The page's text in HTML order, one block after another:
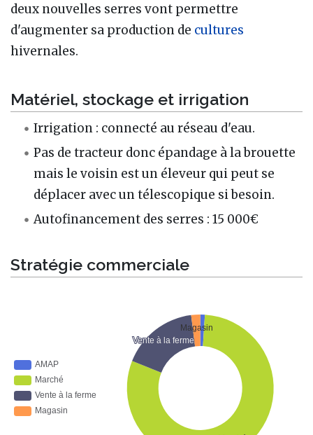
deux nouvelles serres vont permettre
d'augmenter sa production de cultures
hivernales.
Matériel, stockage et irrigation
Irrigation : connecté au réseau d'eau.
Pas de tracteur donc épandage à la brouette
mais le voisin est un éleveur qui peut se
déplacer avec un télescopique si besoin.
Autofinancement des serres : 15 000€
Stratégie commerciale